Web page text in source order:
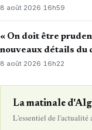
8 août 2026·16h59
« On doit être
nouveaux détails du
8 août 2026· 16h22
La matinale
L'essentiel de l'actualité